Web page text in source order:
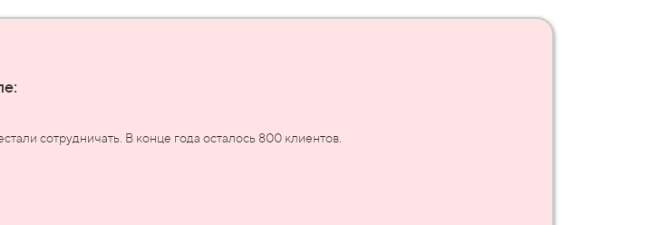
сотрудничать. В конце года осталось 800 клиентов.